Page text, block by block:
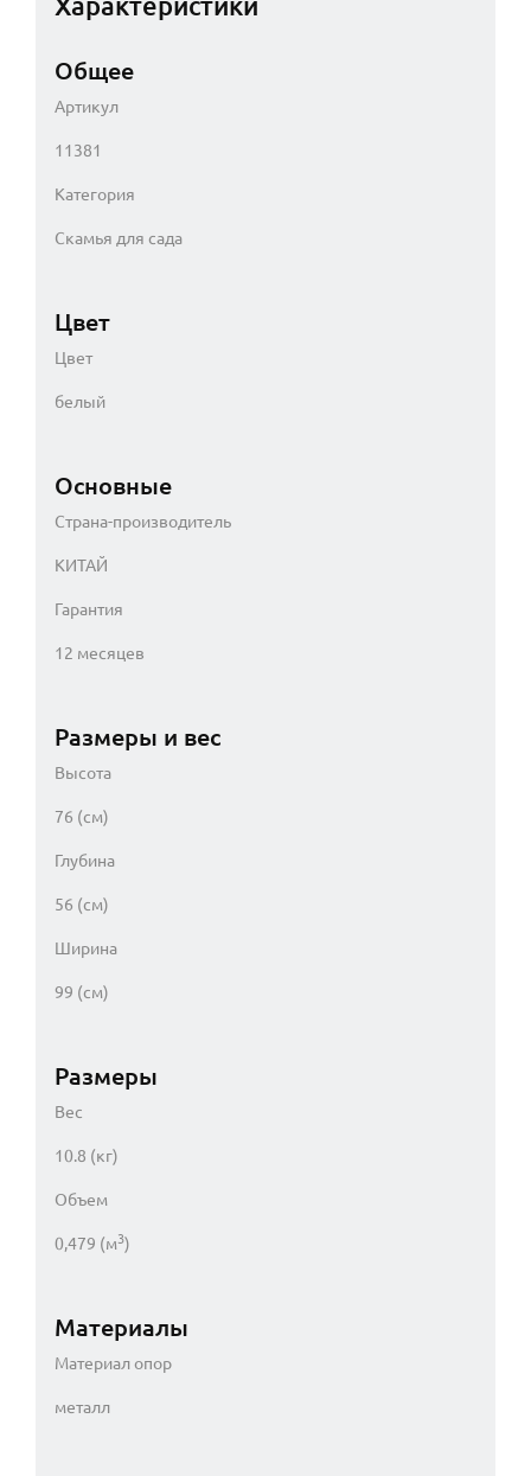
Общее
Артикул
11381
Категория
Скамья для сада
Цвет
Цвет
белый
Основные
Страна-производитель
КИТАЙ
Гарантия
12 месяцев
Размеры и вес
Высота
76 (см)
Глубина
56 (см)
Ширина
99 (см)
Размеры
Вес
10.8 (кг)
Объем
0,479 (м3)
Материалы
Материал опор
металл